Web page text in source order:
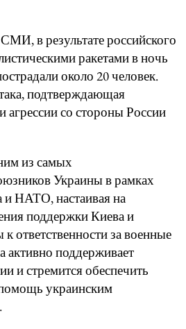
в результате российского
ракетами в ночь
около 20 человек.
подтверждающая
агрессии со стороны России
из самых
Украины в рамках
НАТО, настаивая на
поддержки Киева и
ответственности за военные
активно поддерживает
и стремится обеспечить
украинским